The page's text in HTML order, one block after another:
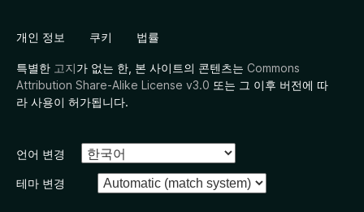
개인 정보 쿠키 법률
특별한 고지가 없는 한, 본 사이트의 콘텐츠는 Commons
Attribution Share-Alike License v3.0 또는 그 이후 버전에 따
라 사용이 허가됩니다.
언어 변경
테마 변경